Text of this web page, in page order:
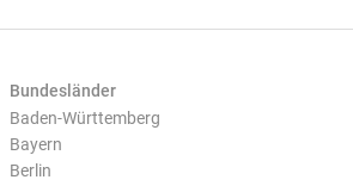
Bundesländer
Baden-Württemberg
Bayern
Berlin